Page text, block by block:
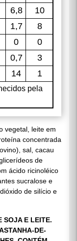
6,8
10
1,7
8
0
0
0,7
3
14 1
pela
vegetal, leite em
concentrada
sal, cacau
de
ácido ricinoléico
sucralose e
de silício e
SOJA E LEITE.
DE-